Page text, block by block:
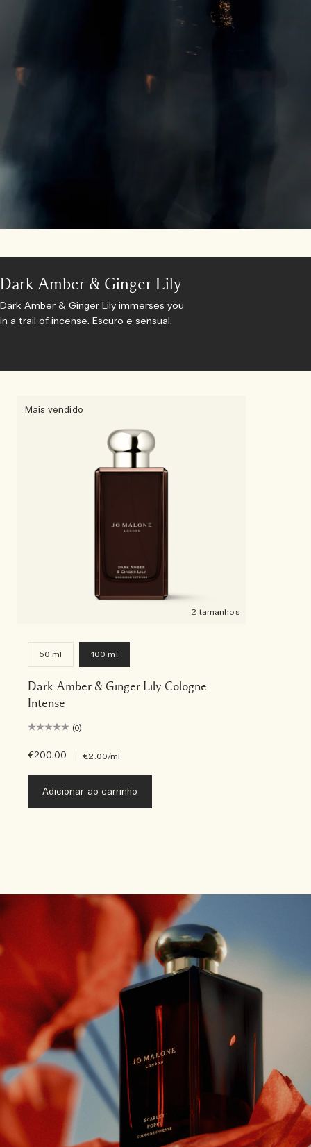
Dark Amber & Ginger Lily
Dark Amber & Ginger Lily immerses you
in a trail of incense. Escuro e sensual.
Mais vendido
2 tamanhos
50 ml 100 ml
Dark Amber & Ginger Lily Cologne
Intense
(0)
€200.00 €2.00/ml
Adicionar ao carrinho